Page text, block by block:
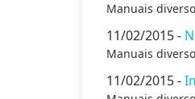
Manuais
11/02/2015 -
Manuais
11/02/2015 -